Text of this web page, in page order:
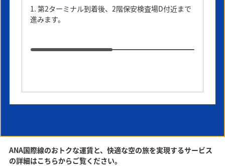
詳細はこちら
1. 第2ターミナル到着後、2階保安検査場D付近まで
進みます。
ANA国際線のおトクな運賃と、快適な空の旅を実現するサービス
の詳細はこちらからご覧ください。